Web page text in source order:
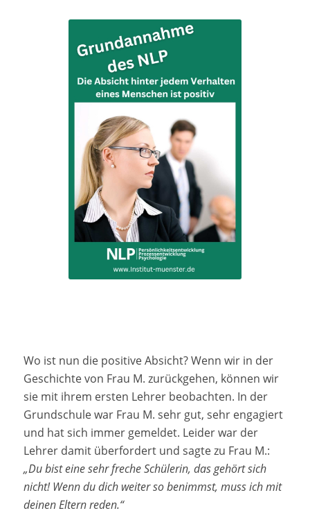
Wo ist nun die positive Absicht? Wenn wir in der
Geschichte von Frau M. zurückgehen, können wir
sie mit ihrem ersten Lehrer beobachten. In der
Grundschule war Frau M. sehr gut, sehr engagiert
und hat sich immer gemeldet. Leider war der
Lehrer damit überfordert und sagte zu Frau M.:
„Du bist eine sehr freche Schülerin, das gehört sich
nicht! Wenn du dich weiter so benimmst, muss ich mit
deinen Eltern reden.“